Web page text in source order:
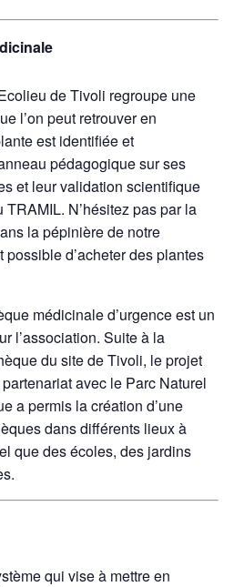
de Tivoli regroupe une
l’on peut retrouver en
est identifiée et
pédagogique sur ses
et leur validation scientifique
N’hésitez pas par la
la pépinière de notre
d’acheter des plantes
médicinale d’urgence est un
l’association. Suite à la
du site de Tivoli, le projet
avec le Parc Naturel
a permis la création d’une
dans différents lieux à
que des écoles, des jardins
qui vise à mettre en